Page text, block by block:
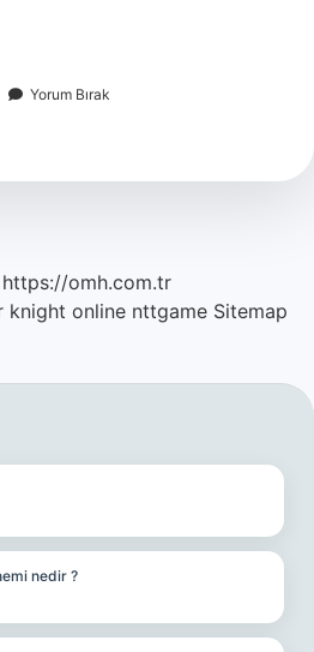
Yorum Bırak
https://omh.com.tr
knight online nttgame Sitemap
nedir ?